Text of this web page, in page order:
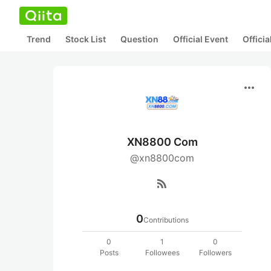
Trend Stock List Question Official Event
more_horiz
XN8800 Com
@xn8800com
rss_feed
0Contributions
0
Posts
1
Followees
0
Followers